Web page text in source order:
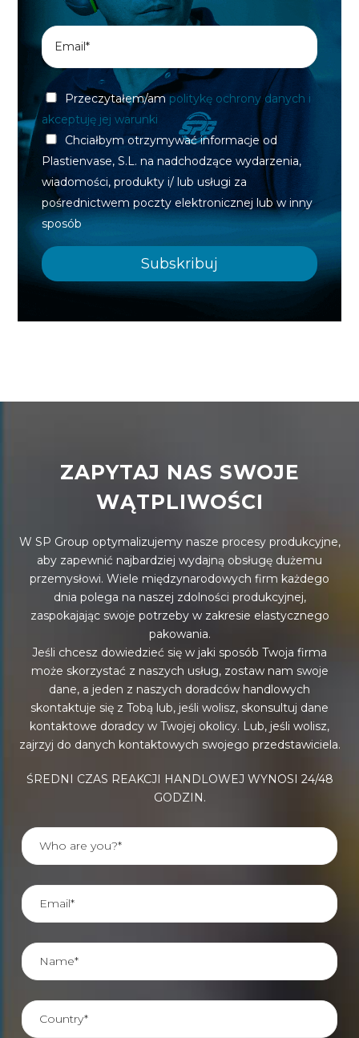
Przeczytałem/ampolitykę ochrony danych i
akceptuję jej warunki
Chciałbym otrzymywać informacje od
Plastienvase, S.L. na nadchodzące wydarzenia,
wiadomości, produkty i/ lub usługi za
pośrednictwem poczty elektronicznej lub w inny
sposób
ZAPYTAJ NAS SWOJE
WĄTPLIWOŚCI
W SP Group optymalizujemy nasze procesy produkcyjne,
aby zapewnić najbardziej wydajną obsługę dużemu
przemysłowi. Wiele międzynarodowych firm każdego
dnia polega na naszej zdolności produkcyjnej,
zaspokajając swoje potrzeby w zakresie elastycznego
pakowania.
Jeśli chcesz dowiedzieć się w jaki sposób Twoja firma
może skorzystać z naszych usług, zostaw nam swoje
dane, a jeden z naszych doradców handlowych
skontaktuje się z Tobą lub, jeśli wolisz, skonsultuj dane
kontaktowe doradcy w Twojej okolicy. Lub, jeśli wolisz,
zajrzyj do danych kontaktowych swojego przedstawiciela.
ŚREDNI CZAS REAKCJI HANDLOWEJ WYNOSI 24/48
GODZIN.